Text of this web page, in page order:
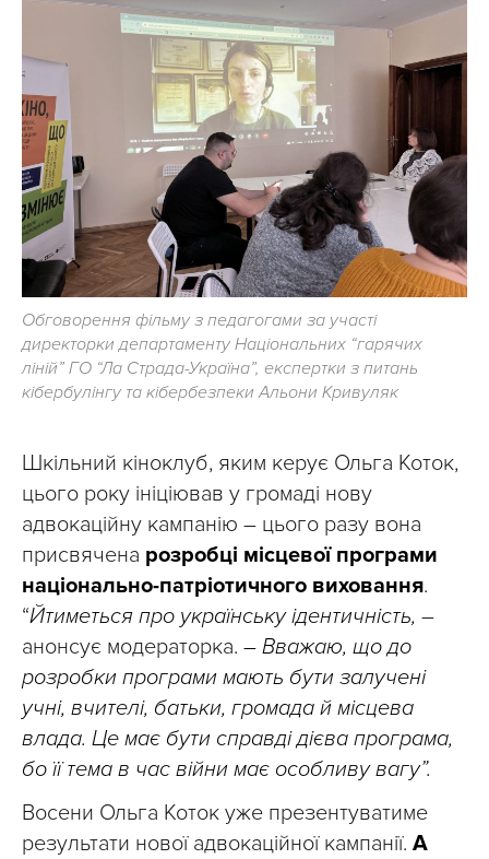
Обговорення фільму з педагогами за участі
директорки департаменту Національних “гарячих
ліній” ГО “Ла Страда-Україна”, експертки з питань
кібербулінгу та кібербезпеки Альони Кривуляк
Шкільний кіноклуб, яким керує Ольга Коток,
цього року ініціював у громаді нову
адвокаційну кампанію – цього разу вона
присвячена розробці місцевої програми
національно-патріотичного виховання.
“Йтиметься про українську ідентичність, –
анонсує модераторка. – Вважаю, що до
розробки програми мають бути залучені
учні, вчителі, батьки, громада й місцева
влада. Це має бути справді дієва програма,
бо її тема в час війни має особливу вагу”.
Восени Ольга Коток уже презентуватиме
результати нової адвокаційної кампанії. А